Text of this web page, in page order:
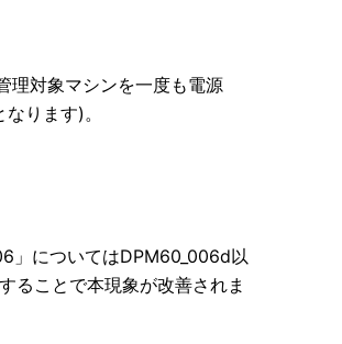
理対象マシンを一度も電源
ります)。
」についてはDPM60_006d以
ることで本現象が改善されま